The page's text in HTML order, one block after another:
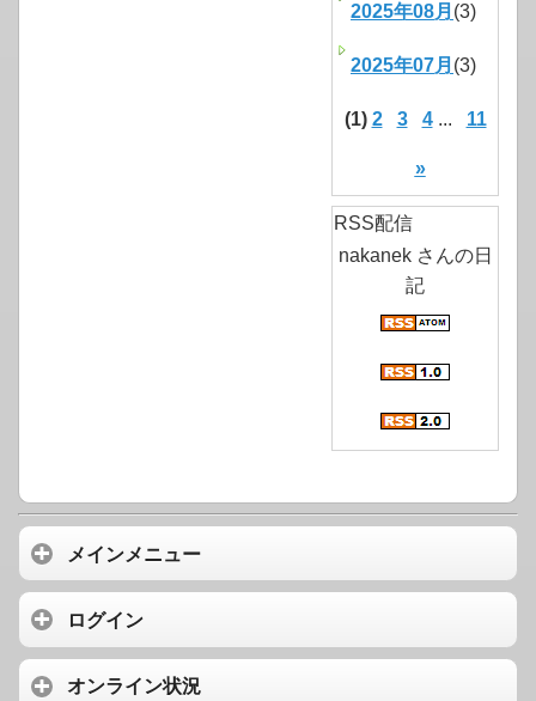
2025年08月 (3)
2025年07月 (3)
(1) 2 3 4... 11
»
RSS配信
nakanek さんの日
記
メインメニュー
ログイン
オンライン状況